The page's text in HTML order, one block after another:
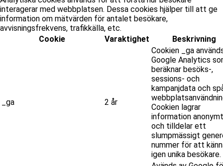
interagerar med webbplatsen. Dessa cookies hjälper till att ge
information om mätvärden för antalet besökare,
avvisningsfrekvens, trafikkälla, etc.
Cookie
Varaktighet Beskrivning
_ga 2 år
Cookien _ga
Google Analytics
beräknar besöks-,
sessions- och
kampanjdata och
Cookien lagrar
information anonymt
och tilldelar ett
slumpmässigt
nummer för att
igen unika besökare.